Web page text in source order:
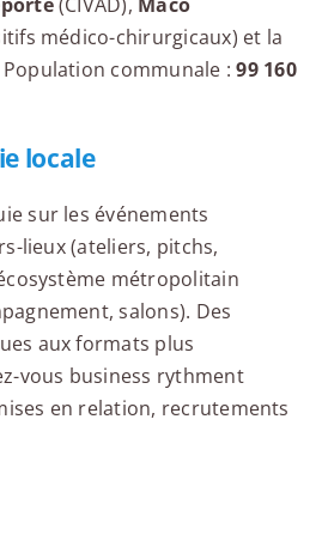
médico-chirurgicaux) et la
Population communale :99 160
locale
sur les événements
lieux (ateliers, pitchs,
métropolitain
salons). Des
aux formats plus
vous business rythment
en relation, recrutements